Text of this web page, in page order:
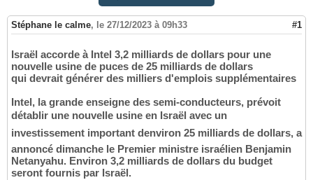
Stéphane le calme, le 27/12/2023 à 09h33 #1
Israël accorde à Intel 3,2 milliards de dollars pour une
nouvelle usine de puces de 25 milliards de dollars
qui devrait générer des milliers d'emplois supplémentaires
Intel, la grande enseigne des semi-conducteurs, prévoit
détablir une nouvelle usine en Israël avec un
investissement important denviron 25 milliards de dollars, a
annoncé dimanche le Premier ministre israélien Benjamin
Netanyahu. Environ 3,2 milliards de dollars du budget
seront fournis par Israël.